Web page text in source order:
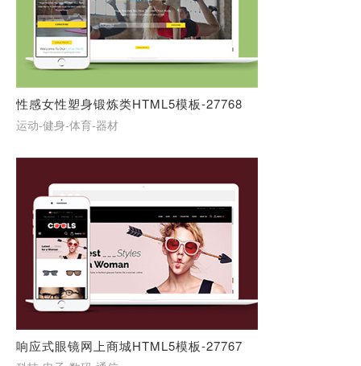
性感女性塑身锻炼类HTML5模板-27768
运动-健身-体育-器材
响应式眼镜网上商城HTML5模板-27767